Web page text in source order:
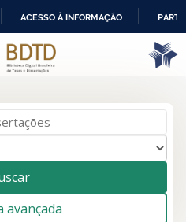
IR
PARA
ACESSO À INFORMAÇÃO
avançada